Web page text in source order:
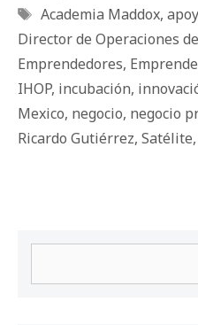
Etiquetas
Academia Maddox,
Director de Operaciones
Emprendedores,
IHOP, incubación,
Mexico, negocio, negocio
Ricardo Gutiérrez, Satélite,